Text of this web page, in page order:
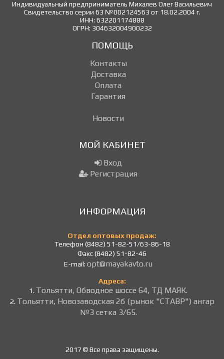
Индивидуальный предприниматель Михалев Олег Васильевич
Свидетельство серии 63 №002124563 от 18.02.2004 г.
ИНН: 632201174888
ОГРН: 304632004900232
ПОМОЩЬ
Контакты
Доставка
Оплата
Гарантия
Новости
МОЙ КАБИНЕТ
Вход
Регистрация
ИНФОРМАЦИЯ
Отдел оптовых продаж:
Телефон (8482) 51-82-51/63-86-18
Факс (8482) 51-82-46
E-mail: opt@mayakavto.ru
Адреса:
1. Тольятти, Обводное шоссе 64, ТД МАЯК.
2. Тольятти, Новозаводская 2б (рынок "СТАВР") ангар
№3 сетка 3/65.
2017 © Все права защищены.